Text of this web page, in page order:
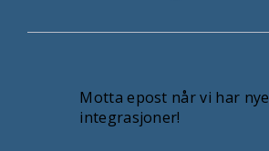
Motta epost når vi har nye
integrasjoner!